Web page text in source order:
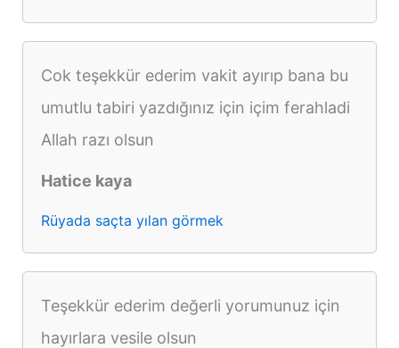
Cok teşekkür ederim vakit ayırıp bana bu
umutlu tabiri yazdığınız için içim ferahladi
Allah razı olsun
Hatice kaya
Rüyada saçta yılan görmek
Teşekkür ederim değerli yorumunuz için
hayırlara vesile olsun